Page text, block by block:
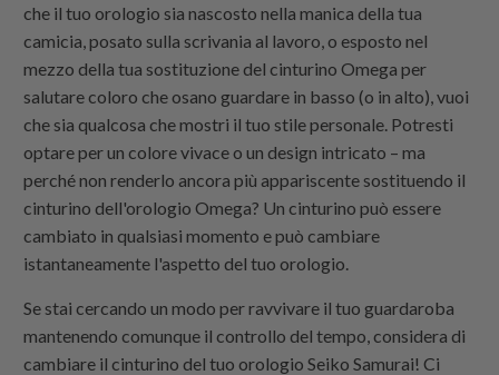
che il tuo orologio sia nascosto nella manica della tua
camicia, posato sulla scrivania al lavoro, o esposto nel
mezzo della tua sostituzione del cinturino Omega per
salutare coloro che osano guardare in basso (o in alto), vuoi
che sia qualcosa che mostri il tuo stile personale. Potresti
optare per un colore vivace o un design intricato – ma
perché non renderlo ancora più appariscente sostituendo il
cinturino dell'orologio Omega? Un cinturino può essere
cambiato in qualsiasi momento e può cambiare
istantaneamente l'aspetto del tuo orologio.
Se stai cercando un modo per ravvivare il tuo guardaroba
mantenendo comunque il controllo del tempo, considera di
cambiare il cinturino del tuo orologio Seiko Samurai! Ci